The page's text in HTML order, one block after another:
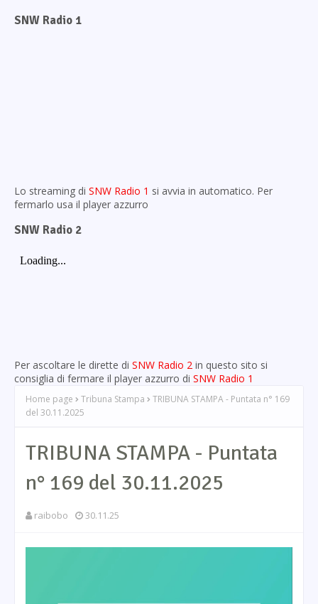
SNW Radio 1
Lo streaming di SNW Radio 1 si avvia in automatico. Per
fermarlo usa il player azzurro
SNW Radio 2
Per ascoltare le dirette di SNW Radio 2 in questo sito si
consiglia di fermare il player azzurro di SNW Radio 1
Home page Tribuna Stampa
TRIBUNA STAMPA - Puntata n° 169
del 30.11.2025
TRIBUNA STAMPA - Puntata
n° 169 del 30.11.2025
raibobo 30.11.25